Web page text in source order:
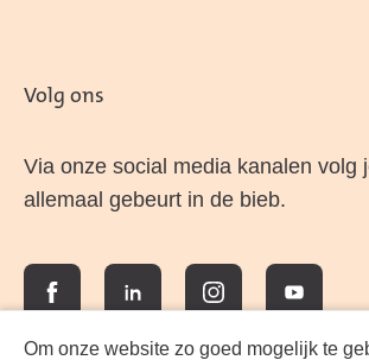
Om onze website zo goed mogelijk te
Volg ons
Via onze social media kanalen volg
allemaal gebeurt in de bieb.
FacebookLinkedIn InstagramYouTube